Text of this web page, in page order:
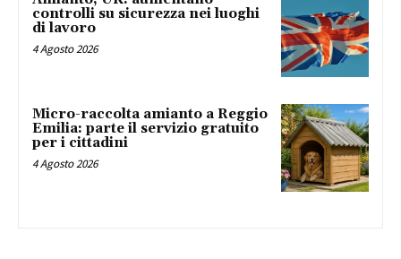
controlli su sicurezza nei luoghi
di lavoro
4 Agosto 2026
Micro-raccolta amianto a Reggio
Emilia: parte il servizio gratuito
per i cittadini
4 Agosto 2026